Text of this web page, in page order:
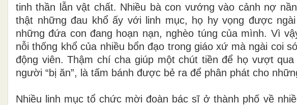
tinh thần lẫn vật chất. Nhiều bà con vướng vào cảnh nợ
thật những đau khổ ấy với linh mục, họ hy vọng được
những đứa con đang hoạn nạn, nghèo túng của mình. Vì
nỗi thống khổ của nhiều bổn đạo trong giáo xứ mà ngài coi
động viên. Thậm chí cha giúp một chút tiền để họ vượt
người “bị ăn”, là tấm bánh được bẻ ra để phân phát cho
Nhiều linh mục tổ chức mời đoàn bác sĩ ở thành phố về